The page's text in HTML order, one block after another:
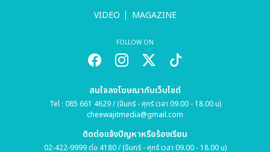
VIDEO
MAGAZINE
FOLLOW ON
สนใจลงโฆษณากับเว็บไซต์
Tel : 085 661 4629 / (จันทร์ - ศุกร์ เวลา 09.00 - 18.00 น)
cheewajitmedia@gmail.com
ติดต่อแจ้งปัญหาหรือร้องเรียน
02-422-9999 ต่อ 4180 / (จันทร์ - ศุกร์ เวลา 09.00 - 18.00 น)